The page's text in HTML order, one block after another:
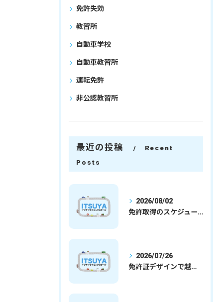
免許失効
教習所
自動車学校
自動車教習所
運転免許
非公認教習所
最近の投稿
Recent
Posts
2026/08/02
免許取得のスケジュールを徹底解説学生社会人の通学合宿別プランで最短取得のコツ
2026/07/26
免許証デザインで越谷市愛を表現する埼玉県さいたま市越谷市の免許取得完全ガイド